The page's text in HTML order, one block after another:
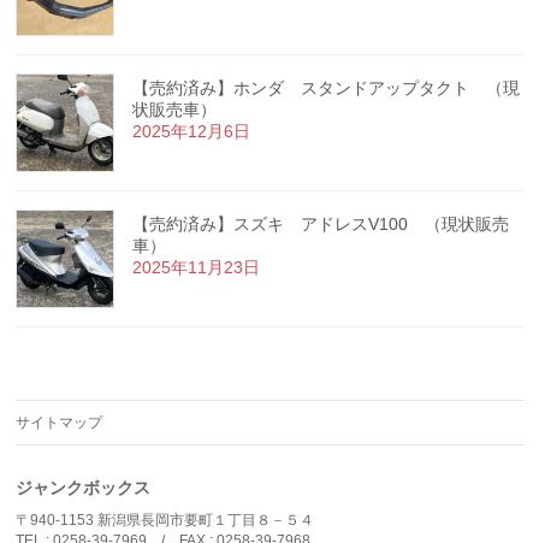
【売約済み】ホンダ スタンドアップタクト （現
状販売車）
2025年12月6日
【売約済み】スズキ アドレスV100 （現状販売
車）
2025年11月23日
サイトマップ
ジャンクボックス
〒940-1153 新潟県長岡市要町１丁目８－５４